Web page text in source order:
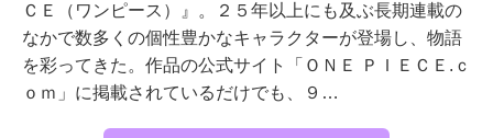
ＣＥ（ワンピース）』。２５年以上にも及ぶ長期連載の
なかで数多くの個性豊かなキャラクターが登場し、物語
を彩ってきた。作品の公式サイト「ＯＮＥ ＰＩＥＣＥ.ｃ
ｏｍ」に掲載されているだけでも、９…